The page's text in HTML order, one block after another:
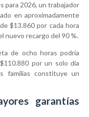
para 2026, un trabajador
en aproximadamente
$13.860 por cada hora
nuevo recargo del 90 %.
de ocho horas podría
por un solo día
familias constituye un
garantías